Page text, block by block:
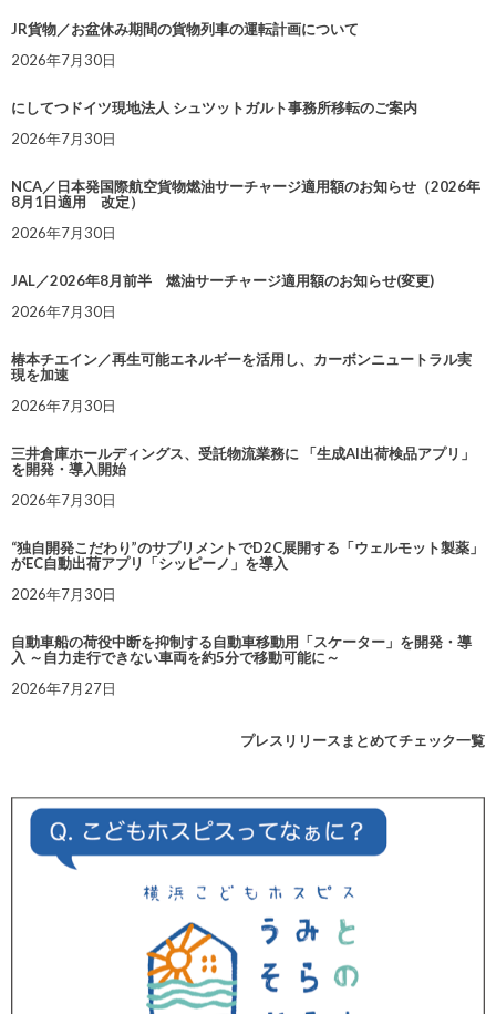
JR貨物／お盆休み期間の貨物列車の運転計画について
2026年7月30日
にしてつドイツ現地法人 シュツットガルト事務所移転のご案内
2026年7月30日
NCA／日本発国際航空貨物燃油サーチャージ適用額のお知らせ（2026年
8月1日適用 改定）
2026年7月30日
JAL／2026年8月前半 燃油サーチャージ適用額のお知らせ(変更)
2026年7月30日
椿本チエイン／再生可能エネルギーを活用し、カーボンニュートラル実
現を加速
2026年7月30日
三井倉庫ホールディングス、受託物流業務に 「生成AI出荷検品アプリ」
を開発・導入開始
2026年7月30日
“独自開発こだわり”のサプリメントでD2C展開する「ウェルモット製薬」
がEC自動出荷アプリ「シッピーノ」を導入
2026年7月30日
自動車船の荷役中断を抑制する自動車移動用「スケーター」を開発・導
入 ～自力走行できない車両を約5分で移動可能に～
2026年7月27日
プレスリリースまとめてチェック一覧